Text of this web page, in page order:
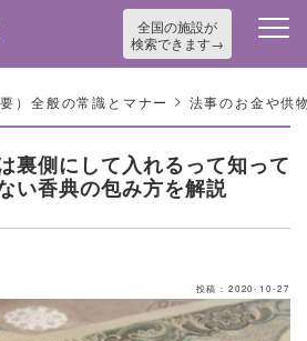
全国の施設が
検索できます
）全般の常識とマナー > 法事のお金や供
裏側にして入れるって知って
い香典の包み方を解説
投稿：2020-10-27